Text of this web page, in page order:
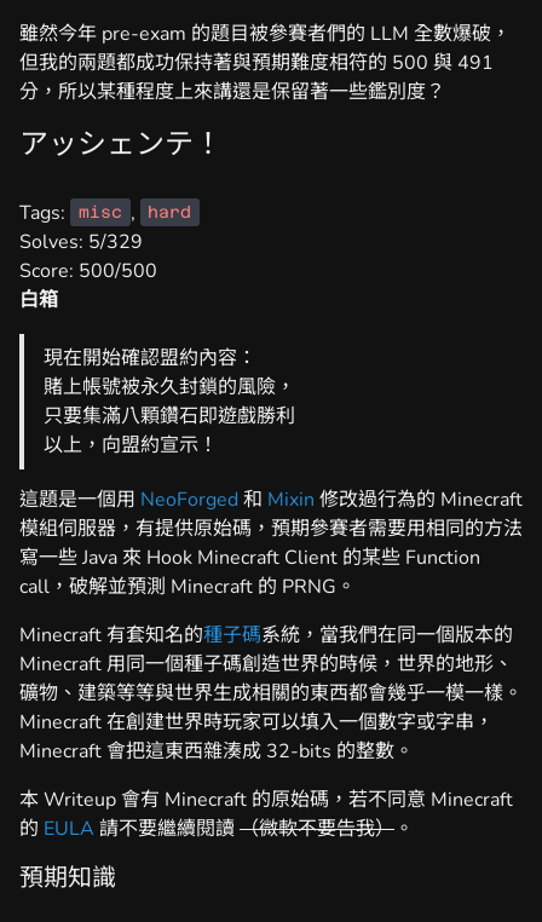
雖然今年 pre-exam 的題目被參賽者們的 LLM 全數爆破，
但我的兩題都成功保持著與預期難度相符的 500 與 491
分，所以某種程度上來講還是保留著一些鑑別度？
アッシェンテ！
Tags: misc , hard
Solves: 5/329
Score: 500/500
白箱
現在開始確認盟約內容：
賭上帳號被永久封鎖的風險，
只要集滿八顆鑽石即遊戲勝利
以上，向盟約宣示！
這題是一個用 NeoForged和 Mixin 修改過行為的 Minecraft
模組伺服器，有提供原始碼，預期參賽者需要用相同的方法
寫一些 Java 來 Hook Minecraft Client 的某些 Function
call，破解並預測 Minecraft 的 PRNG。
Minecraft 有套知名的種子碼系統，當我們在同一個版本的
Minecraft 用同一個種子碼創造世界的時候，世界的地形、
礦物、建築等等與世界生成相關的東西都會幾乎一模一樣。
Minecraft 在創建世界時玩家可以填入一個數字或字串，
Minecraft 會把這東西雜湊成 32-bits 的整數。
本 Writeup 會有 Minecraft 的原始碼，若不同意 Minecraft
的 EULA 請不要繼續閱讀（微軟不要告我） 。
預期知識